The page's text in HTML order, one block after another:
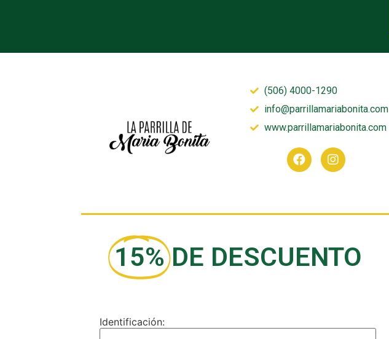
(506) 4000-1290
info@parrillamariabonita.com
www.parrillamariabonita.com
15% DE DESCUENTO
Identificación: